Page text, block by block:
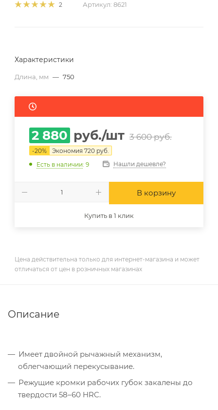
2 Артикул: 8621
Характеристики
Длина, мм — 750
2 880 руб./шт 3 600руб.
-20% Экономия 720 руб.
Есть в наличии: 9 Нашли дешевле?
В корзину
Купить в 1 клик
Цена действительна только для интернет-магазина и может
отличаться от цен в розничных магазинах
Описание
Имеет двойной рычажный механизм,
облегчающий перекусывание.
Режущие кромки рабочих губок закалены до
твердости 58–60 HRC.